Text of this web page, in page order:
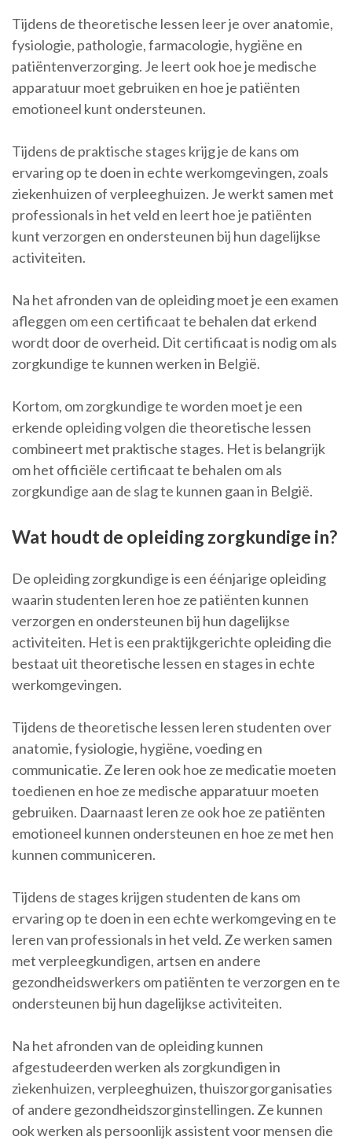
Tijdens de theoretische lessen leer je over anatomie,
fysiologie, pathologie, farmacologie, hygiëne en
patiëntenverzorging. Je leert ook hoe je medische
apparatuur moet gebruiken en hoe je patiënten
emotioneel kunt ondersteunen.
Tijdens de praktische stages krijg je de kans om
ervaring op te doen in echte werkomgevingen, zoals
ziekenhuizen of verpleeghuizen. Je werkt samen met
professionals in het veld en leert hoe je patiënten
kunt verzorgen en ondersteunen bij hun dagelijkse
activiteiten.
Na het afronden van de opleiding moet je een examen
afleggen om een certificaat te behalen dat erkend
wordt door de overheid. Dit certificaat is nodig om als
zorgkundige te kunnen werken in België.
Kortom, om zorgkundige te worden moet je een
erkende opleiding volgen die theoretische lessen
combineert met praktische stages. Het is belangrijk
om het officiële certificaat te behalen om als
zorgkundige aan de slag te kunnen gaan in België.
Wat houdt de opleiding zorgkundige in?
De opleiding zorgkundige is een éénjarige opleiding
waarin studenten leren hoe ze patiënten kunnen
verzorgen en ondersteunen bij hun dagelijkse
activiteiten. Het is een praktijkgerichte opleiding die
bestaat uit theoretische lessen en stages in echte
werkomgevingen.
Tijdens de theoretische lessen leren studenten over
anatomie, fysiologie, hygiëne, voeding en
communicatie. Ze leren ook hoe ze medicatie moeten
toedienen en hoe ze medische apparatuur moeten
gebruiken. Daarnaast leren ze ook hoe ze patiënten
emotioneel kunnen ondersteunen en hoe ze met hen
kunnen communiceren.
Tijdens de stages krijgen studenten de kans om
ervaring op te doen in een echte werkomgeving en te
leren van professionals in het veld. Ze werken samen
met verpleegkundigen, artsen en andere
gezondheidswerkers om patiënten te verzorgen en te
ondersteunen bij hun dagelijkse activiteiten.
Na het afronden van de opleiding kunnen
afgestudeerden werken als zorgkundigen in
ziekenhuizen, verpleeghuizen, thuiszorgorganisaties
of andere gezondheidszorginstellingen. Ze kunnen
ook werken als persoonlijk assistent voor mensen die